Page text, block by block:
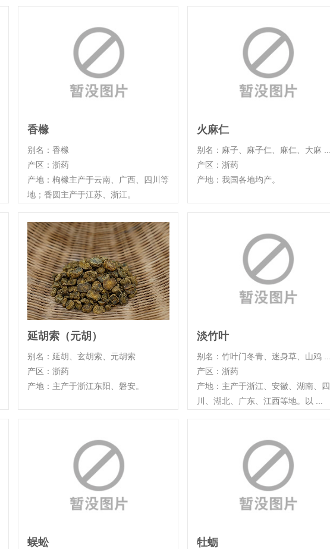
香橼
别名：香橼
产区：浙药
产地：枸橼主产于云南、广西、四川等
地；香圆主产于江苏、浙江。
火麻仁
别名：麻子、麻子仁、麻仁、大麻 ...
产区：浙药
产地：我国各地均产。
延胡索（元胡）
别名：延胡、玄胡索、元胡索
产区：浙药
产地：主产于浙江东阳、磐安。
淡竹叶
别名：竹叶门冬青、迷身草、山鸡 ...
产区：浙药
产地：主产于浙江、安徽、湖南、四
川、湖北、广东、江西等地。以 ...
蜈蚣 牡蛎